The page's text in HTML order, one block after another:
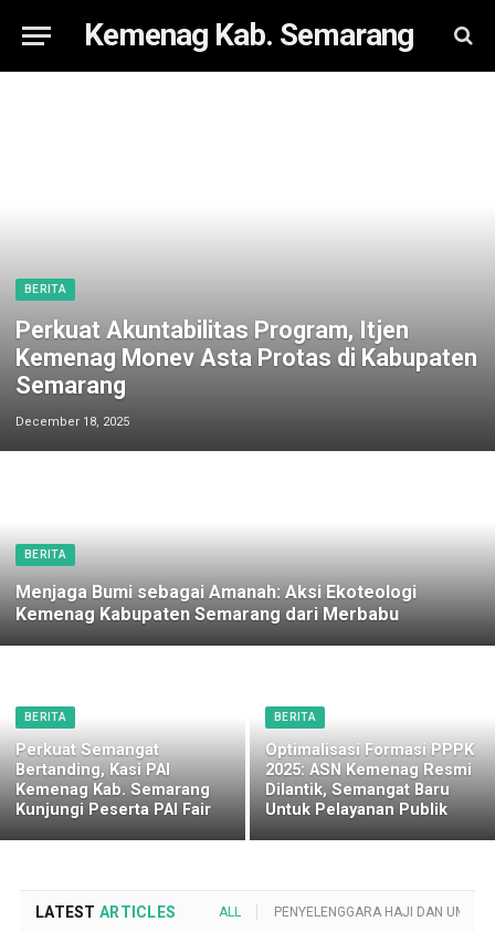
Kemenag Kab. Semarang
BERITA
Perkuat Akuntabilitas Program, Itjen
Kemenag Monev Asta Protas di Kabupaten
Semarang
December 18, 2025
BERITA
Menjaga Bumi sebagai Amanah: Aksi Ekoteologi
Kemenag Kabupaten Semarang dari Merbabu
BERITA
Perkuat Semangat
Bertanding, Kasi PAI
Kemenag Kab. Semarang
Kunjungi Peserta PAI Fair
BERITA
Optimalisasi Formasi PPPK
2025: ASN Kemenag Resmi
Dilantik, Semangat Baru
Untuk Pelayanan Publik
LATEST ARTICLES ALL PENYELENGGARA HAJI DAN UMROH